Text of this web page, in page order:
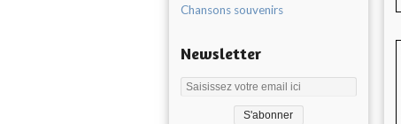
Chansons souvenirs
Newsletter